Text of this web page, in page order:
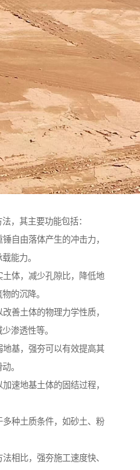
，其主要功能包括：
自由落体产生的冲击力，
能力。
体，减少孔隙比，降低地
的沉降。
善土体的物理力学性质，
渗透性等。
基，强夯可以有效提高其
。
速地基土体的固结过程，
种土质条件，如砂土、粉
相比，强夯施工速度快、